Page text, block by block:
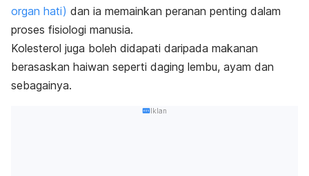
organ hati) dan ia memainkan peranan penting dalam
proses fisiologi manusia.
Kolesterol juga boleh didapati daripada makanan
berasaskan haiwan seperti daging lembu, ayam dan
sebagainya.
Iklan